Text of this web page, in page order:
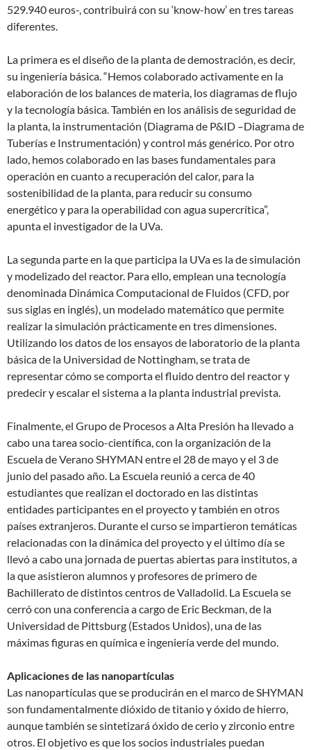
529.940 euros-, contribuirá con su ‘know-how’ en tres tareas
diferentes.
La primera es el diseño de la planta de demostración, es decir,
su ingeniería básica. “Hemos colaborado activamente en la
elaboración de los balances de materia, los diagramas de flujo
y la tecnología básica. También en los análisis de seguridad de
la planta, la instrumentación (Diagrama de P&ID –Diagrama de
Tuberías e Instrumentación) y control más genérico. Por otro
lado, hemos colaborado en las bases fundamentales para
operación en cuanto a recuperación del calor, para la
sostenibilidad de la planta, para reducir su consumo
energético y para la operabilidad con agua supercrítica”,
apunta el investigador de la UVa.
La segunda parte en la que participa la UVa es la de simulación
y modelizado del reactor. Para ello, emplean una tecnología
denominada Dinámica Computacional de Fluidos (CFD, por
sus siglas en inglés), un modelado matemático que permite
realizar la simulación prácticamente en tres dimensiones.
Utilizando los datos de los ensayos de laboratorio de la planta
básica de la Universidad de Nottingham, se trata de
representar cómo se comporta el fluido dentro del reactor y
predecir y escalar el sistema a la planta industrial prevista.
Finalmente, el Grupo de Procesos a Alta Presión ha llevado a
cabo una tarea socio-científica, con la organización de la
Escuela de Verano SHYMAN entre el 28 de mayo y el 3 de
junio del pasado año. La Escuela reunió a cerca de 40
estudiantes que realizan el doctorado en las distintas
entidades participantes en el proyecto y también en otros
países extranjeros. Durante el curso se impartieron temáticas
relacionadas con la dinámica del proyecto y el último día se
llevó a cabo una jornada de puertas abiertas para institutos, a
la que asistieron alumnos y profesores de primero de
Bachillerato de distintos centros de Valladolid. La Escuela se
cerró con una conferencia a cargo de Eric Beckman, de la
Universidad de Pittsburg (Estados Unidos), una de las
máximas figuras en química e ingeniería verde del mundo.
Aplicaciones de las nanopartículas
Las nanopartículas que se producirán en el marco de SHYMAN
son fundamentalmente dióxido de titanio y óxido de hierro,
aunque también se sintetizará óxido de cerio y zirconio entre
otros. El objetivo es que los socios industriales puedan